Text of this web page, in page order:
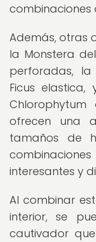
combinaciones
Además, otras
la Monstera
perforadas,
Ficus
Chlorophytum
ofrecen una
tamaños de
interesantes y
Al combinar
interior, se
cautivador